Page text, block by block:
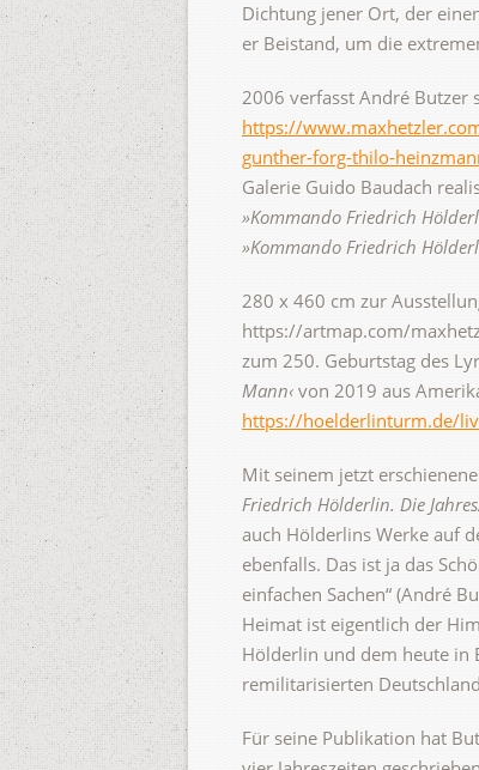
Dichtung jener Ort, der
er Beistand, um die
2006 verfasst André Butzer
https://
gunther-forg-thilo-
Galerie Guido Baudach
»Kommando Friedrich
»Kommando Friedrich
280 x 460 cm zur
https://artmap.com/
zum 250. Geburtstag des
Mann‹ von 2019 aus
https://hoelderlinturm.de/
Mit seinem jetzt
Friedrich Hölderlin. Die
auch Hölderlins Werke auf
ebenfalls. Das ist ja das
einfachen Sachen“ (André
Heimat ist eigentlich der
Hölderlin und dem heute in
remilitarisierten
Für seine Publikation hat